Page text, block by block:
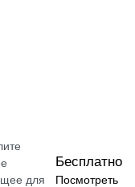
для
Бесплатно
Посмотреть